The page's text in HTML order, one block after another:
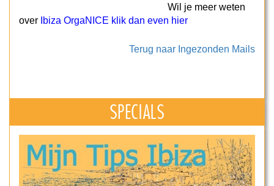
Wil je meer weten
over Ibiza OrgaNICE klik dan even hier
Terug naar Ingezonden Mails
SPECIALS